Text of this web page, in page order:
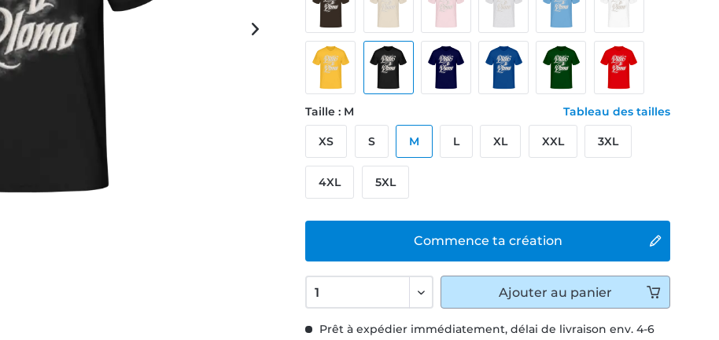
Prêt à expédier immédiatement, délai de livraison env. 4-6
Commence ta création
Taille : M Tableau des tailles
XS S M L XL XXL 3XL
4XL 5XL
Ajouter au panier